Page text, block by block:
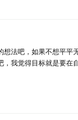
法吧，如果不想平平
我觉得目标就是要在